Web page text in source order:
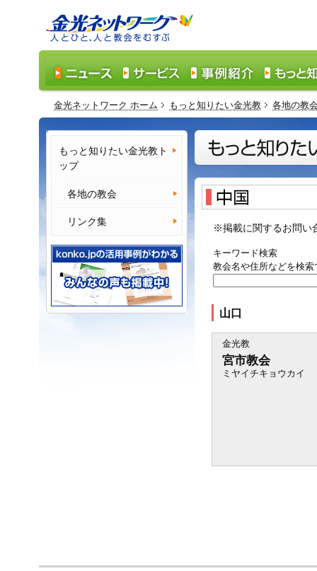
金光ネットワーク ホーム もっと知りたい金光教 各地の教
※掲載に関するお問い
キーワード検索
教会名や住所などを検
山口
金光教
宮市教会
ミヤイチキョウカイ
もっと知りたい金光教ト
ップ
各地の教会
リンク集